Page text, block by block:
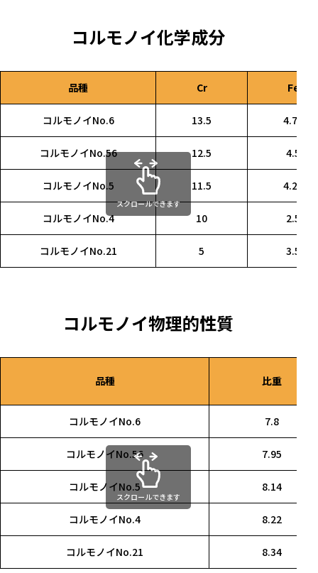
コルモノイ化学成分
品種 Cr Fe
コルモノイNo.6 13.5 4.75
コルモノイNo.56 12.5 4.5
コルモノイNo.5 11.5 4.25
コルモノイNo.4 10 2.5
コルモノイNo.21 5 3.5
スクロールできます
コルモノイ物理的性質
品種 比重
コルモノイNo.6 7.8
コルモノイNo.56 7.95
コルモノイNo.5 8.14
コルモノイNo.4 8.22
コルモノイNo.21 8.34
スクロールできます